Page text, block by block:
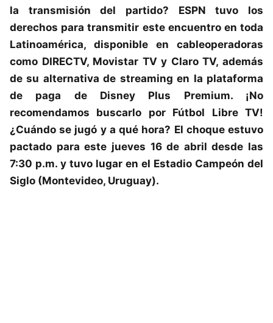
la transmisión del partido? ESPN tuvo los
derechos para transmitir este encuentro en toda
Latinoamérica, disponible en cableoperadoras
como DIRECTV, Movistar TV y Claro TV, además
de su alternativa de streaming en la plataforma
de paga de Disney Plus Premium. ¡No
recomendamos buscarlo por Fútbol Libre TV!
¿Cuándo se jugó y a qué hora? El choque estuvo
pactado para este jueves 16 de abril desde las
7:30 p.m. y tuvo lugar en el Estadio Campeón del
Siglo (Montevideo, Uruguay).